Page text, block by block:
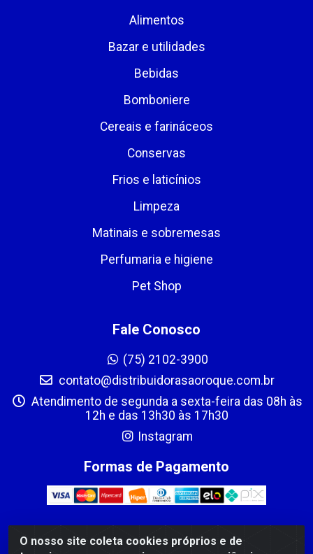
O nosso site coleta cookies próprios e de
Alimentos
Bazar e utilidades
Bebidas
Bomboniere
Cereais e farináceos
Conservas
Frios e laticínios
Limpeza
Matinais e sobremesas
Perfumaria e higiene
Pet Shop
Fale Conosco
(75) 2102-3900
contato@distribuidorasaoroque.com.br
Atendimento de segunda a sexta-feira das 08h às
12h e das 13h30 às 17h30
Instagram
Formas de Pagamento
DIST DE PROD ALIM SÃO ROQUE LTDA - AVENIDA PROBAHIA,